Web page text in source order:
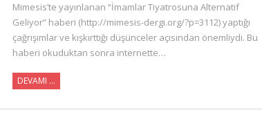
Mimesis’te yayınlanan “İmamlar Tiyatrosuna Alternatif
Geliyor” haberi (http://mimesis-dergi.org/?p=3112) yaptığı
çağrışımlar ve kışkırttığı düşünceler açısından önemliydi. Bu
haberi okuduktan sonra internette…
DEVAMI …